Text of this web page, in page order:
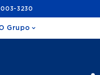
3230
Grupo